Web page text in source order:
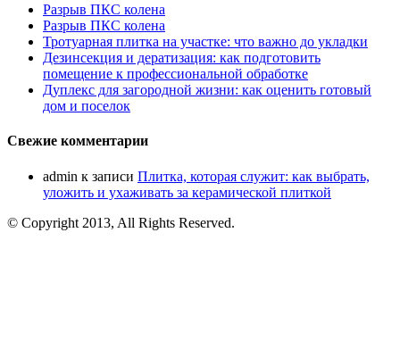
Разрыв ПКС колена
Разрыв ПКС колена
Тротуарная плитка на участке: что важно до укладки
Дезинсекция и дератизация: как подготовить
помещение к профессиональной обработке
Дуплекс для загородной жизни: как оценить готовый
дом и поселок
Свежие комментарии
admin к записи Плитка, которая служит: как выбрать,
уложить и ухаживать за керамической плиткой
© Copyright 2013, All Rights Reserved.